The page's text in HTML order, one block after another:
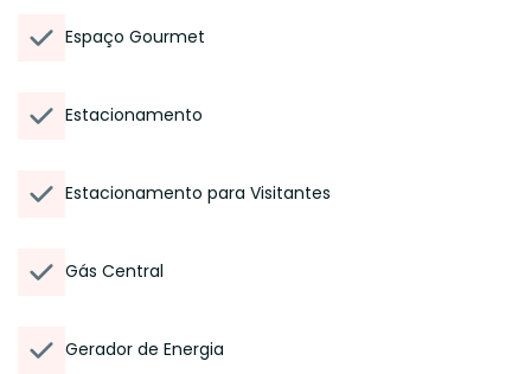
Espaço Gourmet
Estacionamento
Estacionamento para Visitantes
Gás Central
Gerador de Energia